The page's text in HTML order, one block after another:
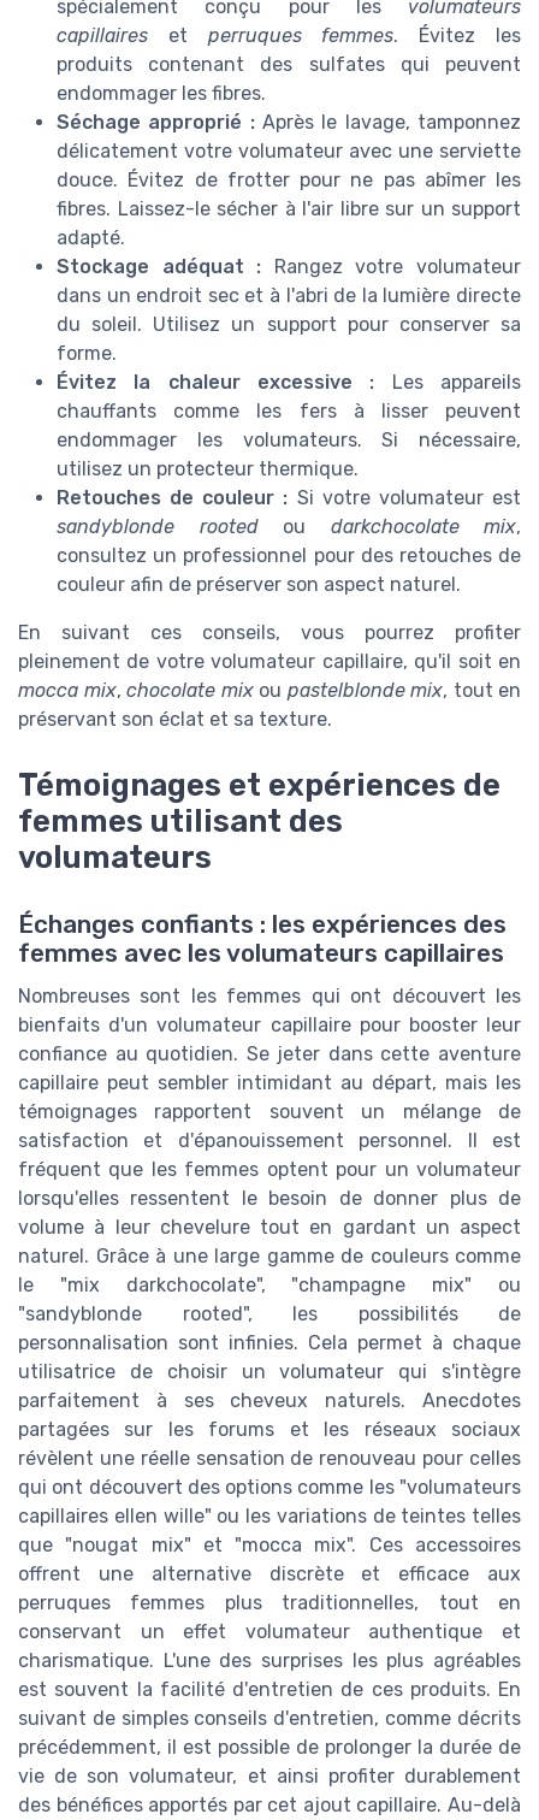
spécialement conçu pour les volumateurs
capillaires et perruques femmes. Évitez les
produits contenant des sulfates qui peuvent
endommager les fibres.
Séchage approprié :Après le lavage, tamponnez
délicatement votre volumateur avec une serviette
douce. Évitez de frotter pour ne pas abîmer les
fibres. Laissez-le sécher à l'air libre sur un support
adapté.
Stockage adéquat : Rangez votre volumateur
dans un endroit sec et à l'abri de la lumière directe
du soleil. Utilisez un support pour conserver sa
forme.
Évitez la chaleur excessive : Les appareils
chauffants comme les fers à lisser peuvent
endommager les volumateurs. Si nécessaire,
utilisez un protecteur thermique.
Retouches de couleur : Si votre volumateur est
sandyblonde rootedou darkchocolate mix,
consultez un professionnel pour des retouches de
couleur afin de préserver son aspect naturel.
En suivant ces conseils, vous pourrez profiter
pleinement de votre volumateur capillaire, qu'il soit en
mocca mix, chocolate mixou pastelblonde mix, tout en
préservant son éclat et sa texture.
Témoignages et expériences de
femmes utilisant des
volumateurs
Échanges confiants : les expériences des
femmes avec les volumateurs capillaires
Nombreuses sont les femmes qui ont découvert les
bienfaits d'un volumateur capillaire pour booster leur
confiance au quotidien. Se jeter dans cette aventure
capillaire peut sembler intimidant au départ, mais les
témoignages rapportent souvent un mélange de
satisfaction et d'épanouissement personnel. Il est
fréquent que les femmes optent pour un volumateur
lorsqu'elles ressentent le besoin de donner plus de
volume à leur chevelure tout en gardant un aspect
naturel. Grâce à une large gamme de couleurs comme
le "mix darkchocolate", "champagne mix" ou
"sandyblonde rooted", les possibilités de
personnalisation sont infinies. Cela permet à chaque
utilisatrice de choisir un volumateur qui s'intègre
parfaitement à ses cheveux naturels. Anecdotes
partagées sur les forums et les réseaux sociaux
révèlent une réelle sensation de renouveau pour celles
qui ont découvert des options comme les "volumateurs
capillaires ellen wille" ou les variations de teintes telles
que "nougat mix" et "mocca mix". Ces accessoires
offrent une alternative discrète et efficace aux
perruques femmes plus traditionnelles, tout en
conservant un effet volumateur authentique et
charismatique. L'une des surprises les plus agréables
est souvent la facilité d'entretien de ces produits. En
suivant de simples conseils d'entretien, comme décrits
précédemment, il est possible de prolonger la durée de
vie de son volumateur, et ainsi profiter durablement
des bénéfices apportés par cet ajout capillaire. Au-delà